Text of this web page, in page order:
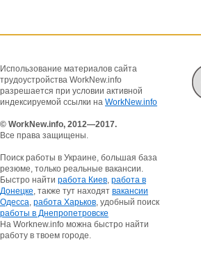
Использование материалов сайта
трудоустройства WorkNew.info
разрешается при условии активной
индексируемой ссылки на WorkNew.info
© WorkNew.info, 2012—2017.
Все права защищены.
Поиск работы в Украине, большая база
резюме, только реальные вакансии.
Быстро найти работа Киев, работа в
Донецке, также тут находят вакансии
Одесса, работа Харьков, удобный поиск
работы в Днепропетровске
На Worknew.info можна быстро найти
работу в твоем городе.